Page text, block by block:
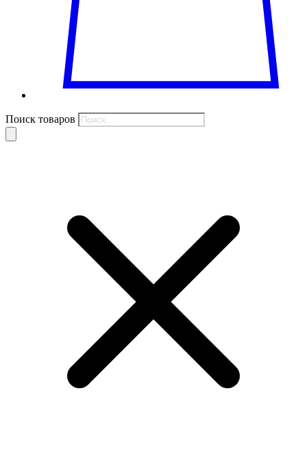
Поиск товаров